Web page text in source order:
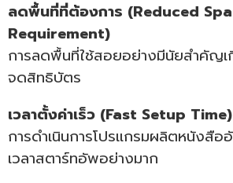
ลดพื้นที่ที่ต้องการ (Reduced
Requirement)
การลดพื้นที่ใช้สอยอย่างมีนัยสำคัญเ
จดสิทธิบัตร
เวลาตั้งค่าเร็ว (Fast Setup Time)
การดำเนินการโปรแกรมผลิตหนังสื
เวลาสตาร์ทอัพอย่างมาก